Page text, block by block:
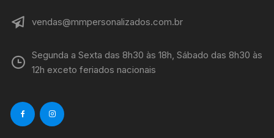
vendas@mmpersonalizados.com.br
Segunda a Sexta das 8h30 às 18h, Sábado das 8h30 às
12h exceto feriados nacionais